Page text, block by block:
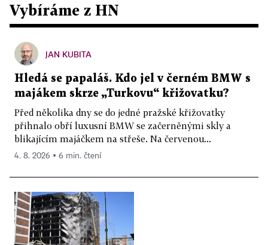
Vybíráme z HN
JAN KUBITA
Hledá se papaláš. Kdo jel v černém BMW s
majákem skrze „Turkovu“ křižovatku?
Před několika dny se do jedné pražské křižovatky
přihnalo obří luxusní BMW se začerněnými skly a
blikajícím majáčkem na střeše. Na červenou...
4. 8. 2026 ▪ 6 min. čtení